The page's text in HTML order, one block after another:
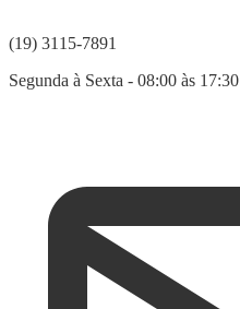
(19) 3115-7891
Segunda à Sexta - 08:00 às 17:30